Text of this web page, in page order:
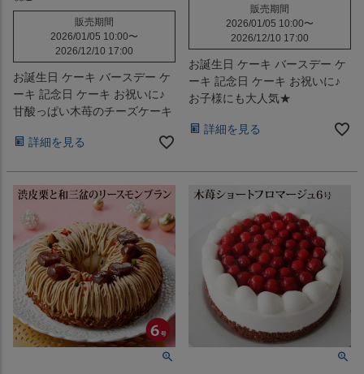
販売期間
2026/01/05 10:00〜
2026/12/10 17:00
お誕生日 ケーキ バースデー ケ
ーキ 記念日 ケーキ お祝いに♪
甘酸っぱい木苺のチーズケーキ
詳細を見る
販売期間
2026/01/05 10:00〜
2026/12/10 17:00
お誕生日 ケーキ バースデー ケ
ーキ 記念日 ケーキ お祝いに♪
お子様にも大人気★
詳細を見る